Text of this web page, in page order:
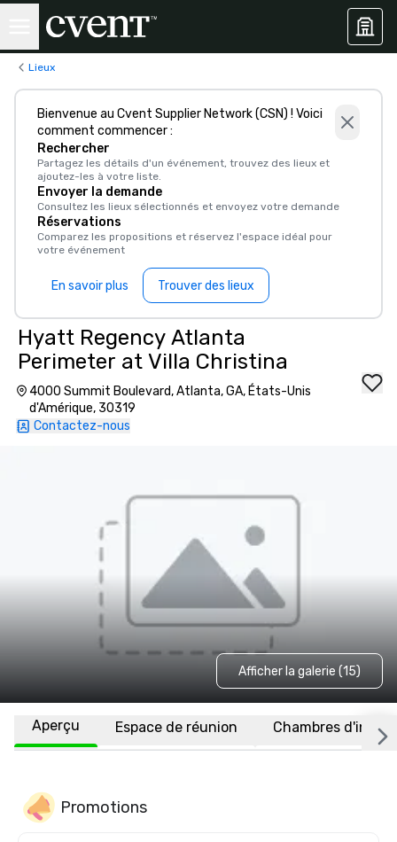
Lieux
Bienvenue au Cvent Supplier Network (CSN) ! Voici
comment commencer :
Rechercher
Partagez les détails d'un événement, trouvez des lieux et
ajoutez-les à votre liste.
Envoyer la demande
Consultez les lieux sélectionnés et envoyez votre demande
Réservations
Comparez les propositions et réservez l'espace idéal pour
votre événement
En savoir plus Trouver des lieux
Hyatt Regency Atlanta
Perimeter at Villa Christina
4000 Summit Boulevard, Atlanta, GA, États-Unis
d'Amérique, 30319
Contactez-nous
Afficher la galerie (15)
Aperçu Espace de réunion Chambres
Promotions